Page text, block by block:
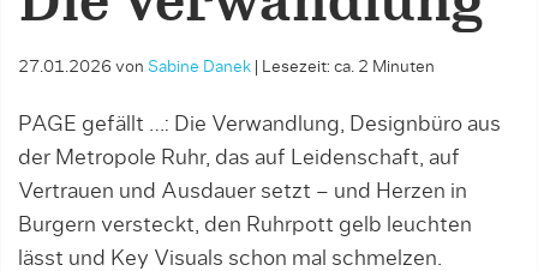
27.01.2026 von Sabine Danek Lesezeit: ca. 2 Minuten
PAGE gefällt …: Die Verwandlung, Designbüro aus
der Metropole Ruhr, das auf Leidenschaft, auf
Vertrauen und Ausdauer setzt – und Herzen in
Burgern versteckt, den Ruhrpott gelb leuchten
lässt und Key Visuals schon mal schmelzen.